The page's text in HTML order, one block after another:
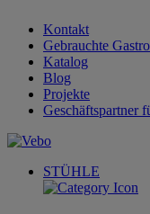
Kontakt
Gebrauchte
Katalog
Blog
Projekte
Geschäftspartner
STÜHLE